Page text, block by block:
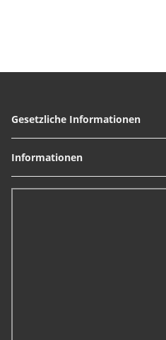
Gesetzliche Informationen
Informationen